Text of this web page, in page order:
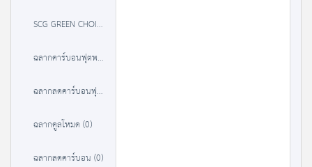
SCG GREEN CHOICE (37)
ฉลากคาร์บอนฟุตพริ้นท์ (84)
ฉลากลดคาร์บอนฟุตพริ้นท์ (0)
ฉลากคูลโหมด (0)
ฉลากลดคาร์บอน (0)